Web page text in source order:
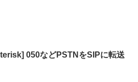
050などPSTNをSIPに転送